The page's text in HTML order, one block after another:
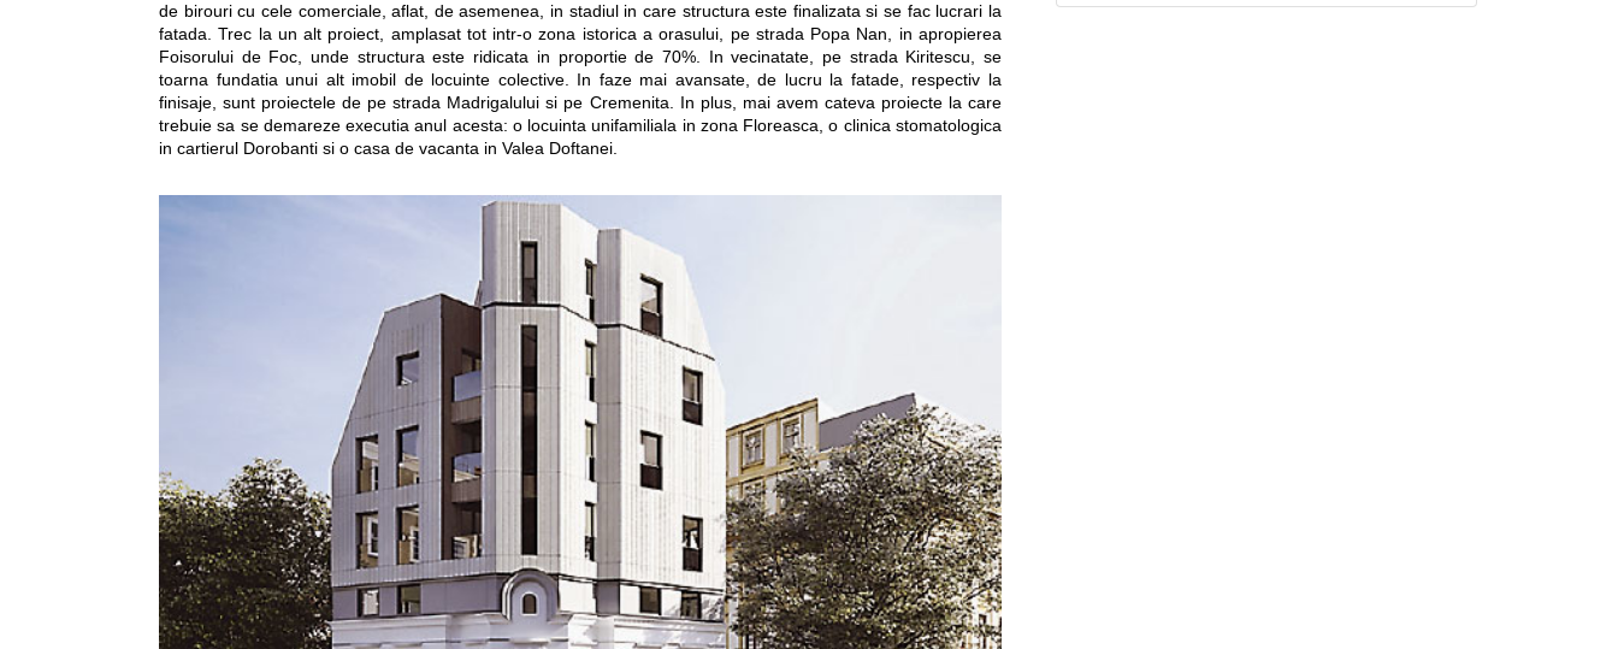
de birouri cu cele comerciale, aflat, de asemenea, in stadiul in care structura este finalizata si se fac lucrari la
fatada. Trec la un alt proiect, amplasat tot intr-o zona istorica a orasului, pe strada Popa Nan, in apropierea
Foisorului de Foc, unde structura este ridicata in proportie de 70%. In vecinatate, pe strada Kiritescu, se
toarna fundatia unui alt imobil de locuinte colective. In faze mai avansate, de lucru la fatade, respectiv la
finisaje, sunt proiectele de pe strada Madrigalului si pe Cremenita. In plus, mai avem cateva proiecte la care
trebuie sa se demareze executia anul acesta: o locuinta unifamiliala in zona Floreasca, o clinica stomatologica
in cartierul Dorobanti si o casa de vacanta in Valea Doftanei.